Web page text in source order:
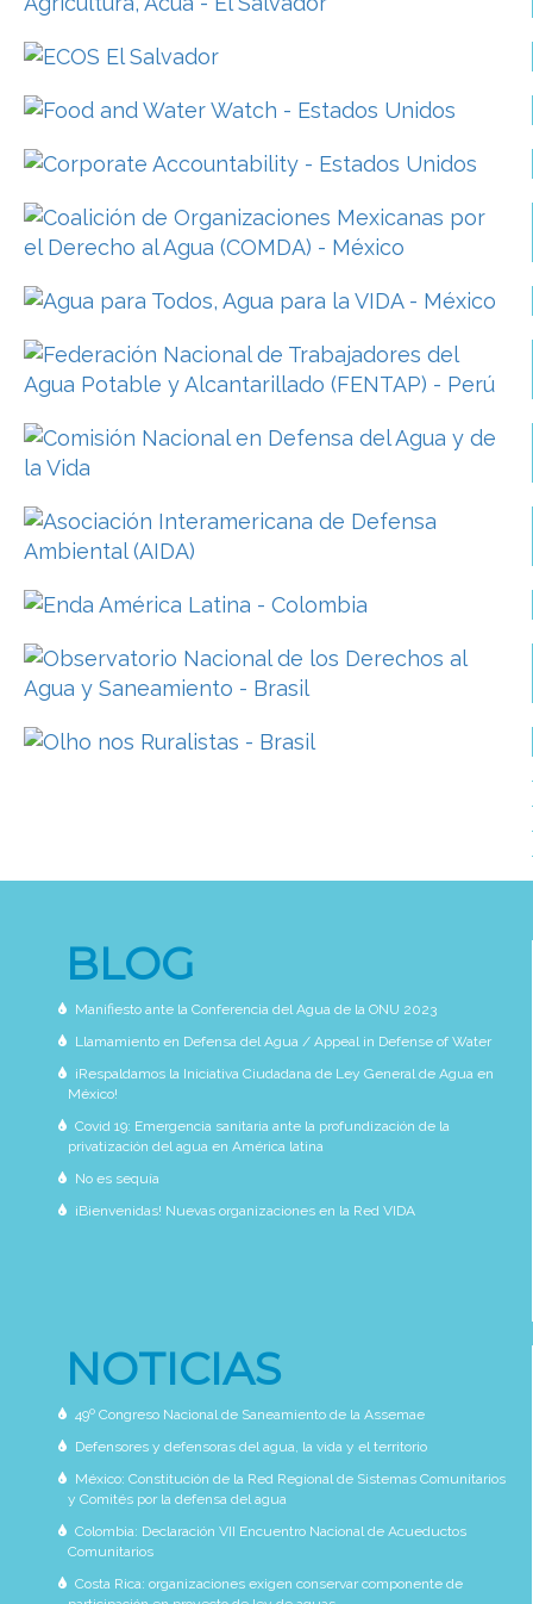
BLOG
Manifiesto ante la Conferencia del Agua de la ONU 2023
Llamamiento en Defensa del Agua / Appeal in Defense of Water
¡Respaldamos la Iniciativa Ciudadana de Ley General de Agua en
México!
Covid 19: Emergencia sanitaria ante la profundización de la
privatización del agua en América latina
No es sequía
¡Bienvenidas! Nuevas organizaciones en la Red VIDA
NOTICIAS
49º Congreso Nacional de Saneamiento de la Assemae
Defensores y defensoras del agua, la vida y el territorio
México: Constitución de la Red Regional de Sistemas Comunitarios
y Comités por la defensa del agua
Colombia: Declaración VII Encuentro Nacional de Acueductos
Comunitarios
Costa Rica: organizaciones exigen conservar componente de